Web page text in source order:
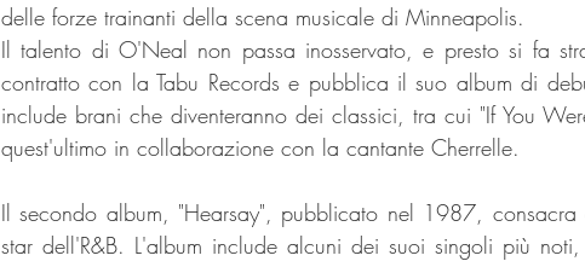
delle forze trainanti della scena musicale di Minneapolis.
Il talento di O'Neal non passa inosservato, e presto si fa
contratto con la Tabu Records e pubblica il suo album di
include brani che diventeranno dei classici, tra cui "If You
quest'ultimo in collaborazione con la cantante Cherrelle.
Il secondo album, "Hearsay", pubblicato nel 1987,
star dell'R&B. L'album include alcuni dei suoi singoli più